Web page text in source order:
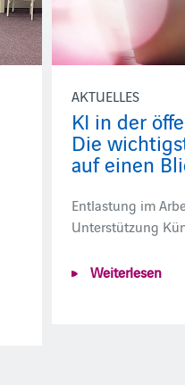
AKTUELLES
KI in der
Die
auf einen
Entlastung im
Unterstützung
Weiterlesen